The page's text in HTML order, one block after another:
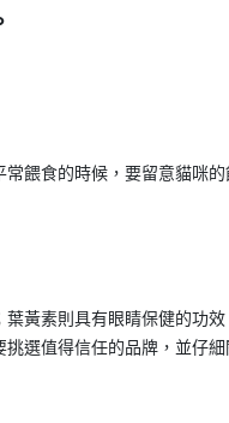
餵食的時候，要留意貓咪
黃素則具有眼睛保健的功
選值得信任的品牌，並仔